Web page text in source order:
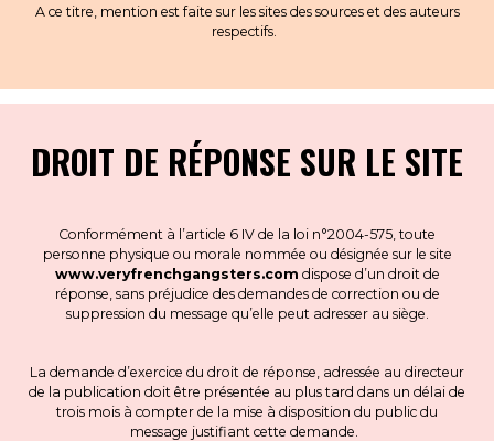
A ce titre, mention est faite sur les sites des sources et des auteurs
respectifs.
DROIT DE RÉPONSE SUR LE SITE
Conformément à l’article 6 IV de la loi n°2004-575, toute
personne physique ou morale nommée ou désignée sur le site
www.veryfrenchgangsters.com dispose d’un droit de
réponse, sans préjudice des demandes de correction ou de
suppression du message qu’elle peut adresser au siège.
La demande d’exercice du droit de réponse, adressée au directeur
de la publication doit être présentée au plus tard dans un délai de
trois mois à compter de la mise à disposition du public du
message justifiant cette demande.